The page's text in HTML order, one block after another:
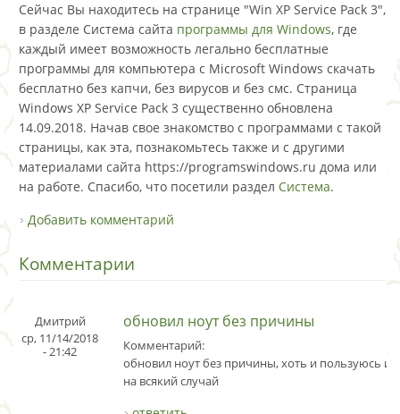
Сейчас Вы находитесь на странице "Win XP Service Pack 3",
в разделе Система сайта программы для Windows, где
каждый имеет возможность легально бесплатные
программы для компьютера с Microsoft Windows скачать
бесплатно без капчи, без вирусов и без смс. Страница
Windows XP Service Pack 3 существенно обновлена
14.09.2018. Начав свое знакомство с программами с такой
страницы, как эта, познакомьтесь также и с другими
материалами сайта https://programswindows.ru дома или
на работе. Спасибо, что посетили раздел Система.
Добавить комментарий
Комментарии
Дмитрий
ср, 11/14/2018
- 21:42
обновил ноут без причины
Комментарий:
обновил ноут без причины, хоть и пользуюсь им
на всякий случай